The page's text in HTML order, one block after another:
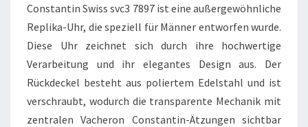
Constantin Swiss svc3 7897 ist eine außergewöhnliche
Replika-Uhr, die speziell für Männer entworfen wurde.
Diese Uhr zeichnet sich durch ihre hochwertige
Verarbeitung und ihr elegantes Design aus. Der
Rückdeckel besteht aus poliertem Edelstahl und ist
verschraubt, wodurch die transparente Mechanik mit
zentralen Vacheron Constantin-Ätzungen sichtbar